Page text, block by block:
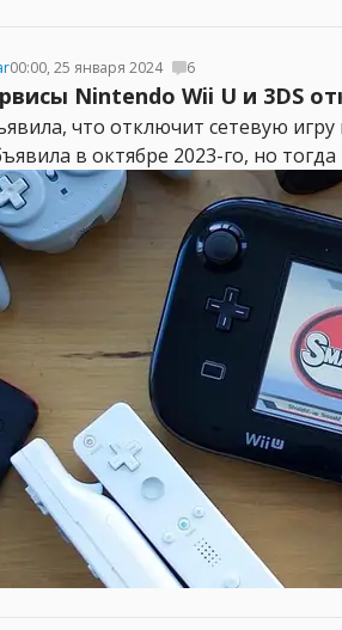
00:00, 25 января 2024 6
Nintendo Wii U и 3DS
что отключит сетевую игру
в октябре 2023-го, но